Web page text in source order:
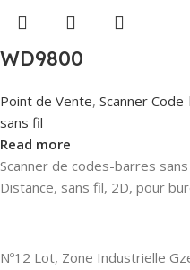
WD9800
Point de Vente, Scanner
sans fil
Read more
Scanner de codes-barres
Distance, sans fil, 2D, pour
Nº12 Lot, Zone Industrielle